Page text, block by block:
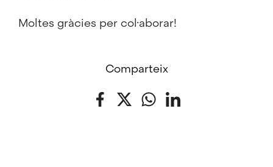
Moltes gràcies per col·aborar!
Comparteix
Facebook
Twitter WhatsApp